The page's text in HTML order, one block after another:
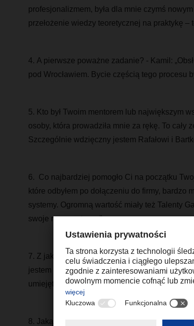
profesjonalizmem, była dla mnie czymś
przełożenie wiedzy teoretycznej na praktykę –
4. A pierwsze poważne zadanie? - Kamil:
pod Wrocławiem. Bycie częścią tego procesu
5. Kto był Twoim mentorem lub największym
osoby, która prowadziła mnie za rękę. To cały
Szczególnie wdzięczny jestem Rafałowi i
6. Co najbardziej pomogło Ci na początku
które odbyłem po dołączeniu do firmy, bardzo
systemy. Ogromną wartość miały też Talenty
swoje mocne strony."
7. Z jakich swoich osiągnięć zawodowych
jestem ze swojej znajomości procesów firmy,
umiejętności zastosowania wiedzy
8. Jaką radę dałbyś sobie z początku kariery?